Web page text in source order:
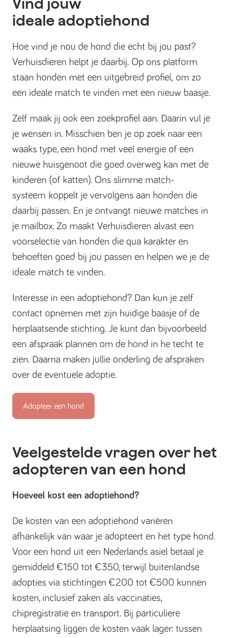
ideale adoptiehond
Hoe vind je nou de hond die echt bij jou past?
Verhuisdieren helpt je daarbij. Op ons platform
staan honden met een uitgebreid profiel, om zo
een ideale match te vinden met een nieuw baasje.
Zelf maak jij ook een zoekprofiel aan. Daarin vul je
je wensen in. Misschien ben je op zoek naar een
waaks type, een hond met veel energie of een
nieuwe huisgenoot die goed overweg kan met de
kinderen (of katten). Ons slimme match-
systeem koppelt je vervolgens aan honden die
daarbij passen. En je ontvangt nieuwe matches in
je mailbox. Zo maakt Verhuisdieren alvast een
voorselectie van honden die qua karakter en
behoeften goed bij jou passen en helpen we je de
ideale match te vinden.
Interesse in een adoptiehond? Dan kun je zelf
contact opnemen met zijn huidige baasje of de
herplaatsende stichting. Je kunt dan bijvoorbeeld
een afspraak plannen om de hond in he techt te
zien. Daarna maken jullie onderling de afspraken
over de eventuele adoptie.
Adopteer een hond
Veelgestelde vragen over het
adopteren van een hond
Hoeveel kost een adoptiehond?
De kosten van een adoptiehond variëren
afhankelijk van waar je adopteert en het type hond.
Voor een hond uit een Nederlands asiel betaal je
gemiddeld €150 tot €350, terwijl buitenlandse
adopties via stichtingen €200 tot €500 kunnen
kosten, inclusief zaken als vaccinaties,
chipregistratie en transport. Bij particuliere
herplaatsing liggen de kosten vaak lager: tussen